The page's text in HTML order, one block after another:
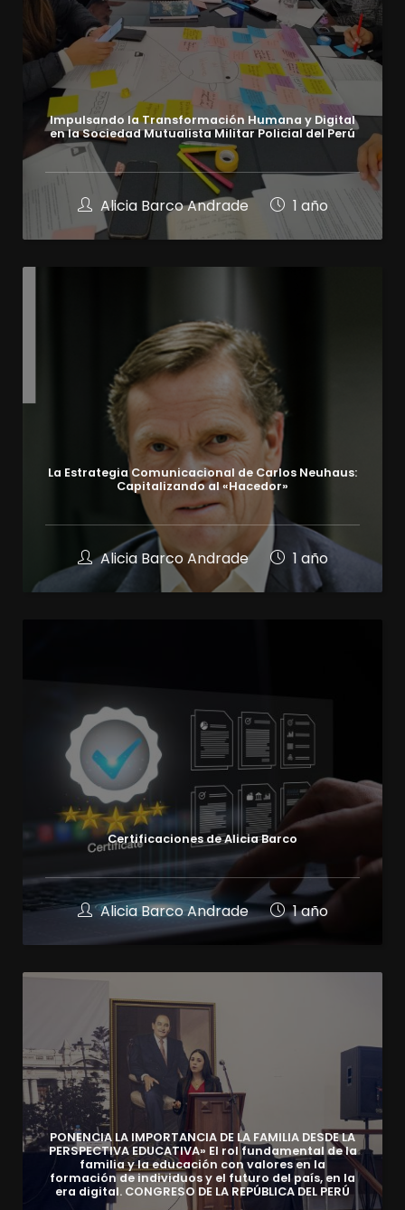
Impulsando la Transformación Humana y Digital
en la Sociedad Mutualista Militar Policial del Perú
Alicia Barco Andrade 1 año
La Estrategia Comunicacional de Carlos Neuhaus:
Capitalizando al «Hacedor»
Alicia Barco Andrade 1 año
Certificaciones de Alicia Barco
Alicia Barco Andrade 1 año
PONENCIA LA IMPORTANCIA DE LA FAMILIA DESDE LA
PERSPECTIVA EDUCATIVA» El rol fundamental de la
familia y la educación con valores en la
formación de individuos y el futuro del país, en la
era digital. CONGRESO DE LA REPÚBLICA DEL PERÚ